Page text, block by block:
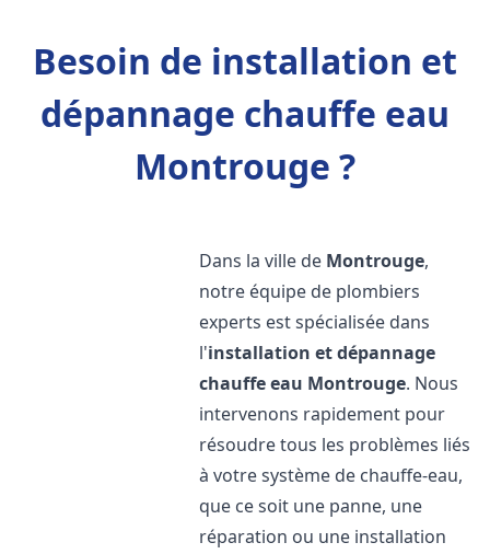
Besoin de installation et
dépannage chauffe eau
Montrouge ?
Dans la ville de Montrouge,
notre équipe de plombiers
experts est spécialisée dans
l'installation et dépannage
chauffe eau Montrouge. Nous
intervenons rapidement pour
résoudre tous les problèmes liés
à votre système de chauffe-eau,
que ce soit une panne, une
réparation ou une installation